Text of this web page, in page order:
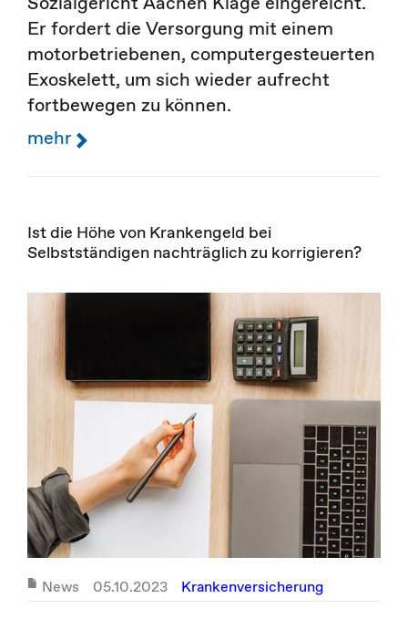
Er fordert die Versorgung mit einem
motorbetriebenen, computergesteuerten
Exoskelett, um sich wieder aufrecht
fortbewegen zu können.
mehr
Ist die Höhe von Krankengeld bei
Selbstständigen nachträglich zu korrigieren?
News 05.10.2023 Krankenversicherung